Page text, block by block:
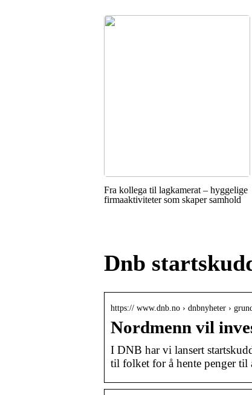
Fra kollega til lagkamerat – hyggelige
firmaaktiviteter som skaper samhold
Dnb
https:// www.dnb.no › dnbnyheter ›
Nordmenn vil
I DNB har vi lansert
til folket for å hente penger til